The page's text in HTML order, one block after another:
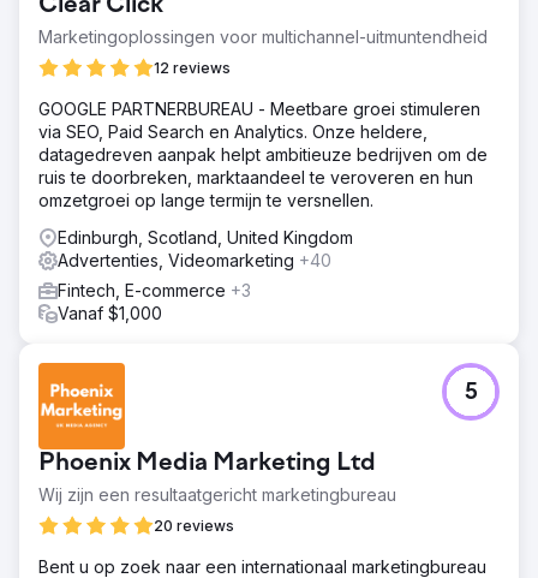
Clear Click
Marketingoplossingen voor multichannel-uitmuntendheid
12 reviews
GOOGLE PARTNERBUREAU - Meetbare groei stimuleren
via SEO, Paid Search en Analytics. Onze heldere,
datagedreven aanpak helpt ambitieuze bedrijven om de
ruis te doorbreken, marktaandeel te veroveren en hun
omzetgroei op lange termijn te versnellen.
Edinburgh, Scotland, United Kingdom
Advertenties, Videomarketing +40
Fintech, E-commerce +3
Vanaf $1,000
Phoenix Media Marketing Ltd
Wij zijn een resultaatgericht marketingbureau
20 reviews
5
Bent u op zoek naar een internationaal marketingbureau